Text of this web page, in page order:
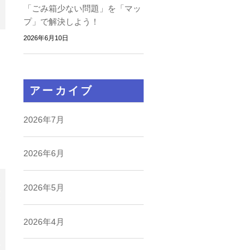
「ごみ箱少ない問題」を「マッ
プ」で解決しよう！
2026年6月10日
アーカイブ
2026年7月
2026年6月
2026年5月
2026年4月